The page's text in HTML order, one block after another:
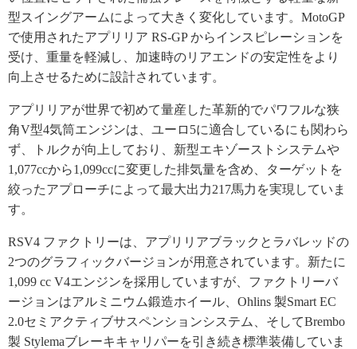
型スイングアームによって大きく変化しています。MotoGP
で使用されたアプリリア RS-GP からインスピレーションを
受け、重量を軽減し、加速時のリアエンドの安定性をより
向上させるために設計されています。
アプリリアが世界で初めて量産した革新的でパワフルな狭
角V型4気筒エンジンは、ユーロ5に適合しているにも関わら
ず、トルクが向上しており、新型エキゾーストシステムや
1,077ccから1,099ccに変更した排気量を含め、ターゲットを
絞ったアプローチによって最大出力217馬力を実現していま
す。
RSV4 ファクトリーは、アプリリアブラックとラバレッドの
2つのグラフィックバージョンが用意されています。新たに
1,099 cc V4エンジンを採用していますが、ファクトリーバ
ージョンはアルミニウム鍛造ホイール、Ohlins 製Smart EC
2.0セミアクティブサスペンションシステム、そしてBrembo
製 Stylemaブレーキキャリパーを引き続き標準装備していま